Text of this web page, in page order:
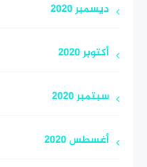
ديسمبر 2020
أكتوبر 2020
سبتمبر 2020
أغسطس 2020